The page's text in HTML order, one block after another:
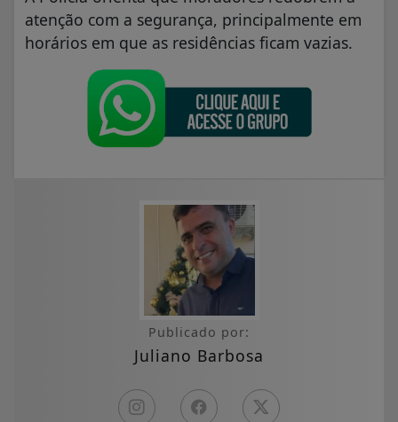
atenção com a segurança, principalmente em
horários em que as residências ficam vazias.
Publicado por:
Juliano Barbosa